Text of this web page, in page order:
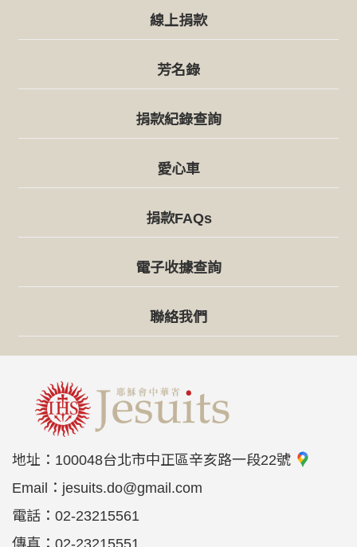
線上捐款
芳名錄
捐款紀錄查詢
愛心車
捐款FAQs
電子收據查詢
聯絡我們
地址： 100048台北市中正區辛亥路一段22號
Email： jesuits.do@gmail.com
電話： 02-23215561
傳真： 02-23215551